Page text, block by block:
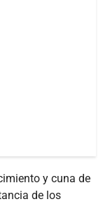
y cuna de
de los